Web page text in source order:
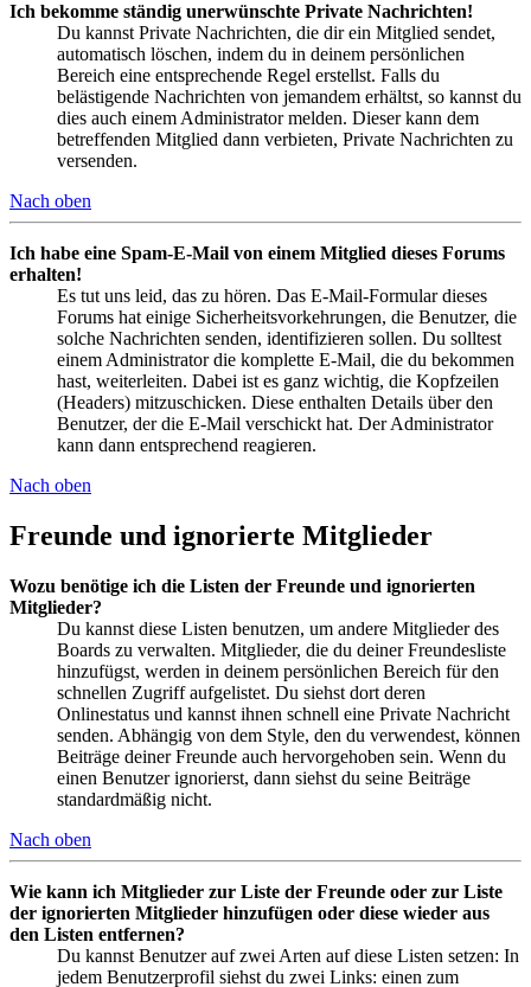
Ich bekomme ständig unerwünschte Private Nachrichten!
Du kannst Private Nachrichten, die dir ein Mitglied sendet,
automatisch löschen, indem du in deinem persönlichen
Bereich eine entsprechende Regel erstellst. Falls du
belästigende Nachrichten von jemandem erhältst, so kannst du
dies auch einem Administrator melden. Dieser kann dem
betreffenden Mitglied dann verbieten, Private Nachrichten zu
versenden.
Nach oben
Ich habe eine Spam-E-Mail von einem Mitglied dieses Forums
erhalten!
Es tut uns leid, das zu hören. Das E-Mail-Formular dieses
Forums hat einige Sicherheitsvorkehrungen, die Benutzer, die
solche Nachrichten senden, identifizieren sollen. Du solltest
einem Administrator die komplette E-Mail, die du bekommen
hast, weiterleiten. Dabei ist es ganz wichtig, die Kopfzeilen
(Headers) mitzuschicken. Diese enthalten Details über den
Benutzer, der die E-Mail verschickt hat. Der Administrator
kann dann entsprechend reagieren.
Nach oben
Freunde und ignorierte Mitglieder
Wozu benötige ich die Listen der Freunde und ignorierten
Mitglieder?
Du kannst diese Listen benutzen, um andere Mitglieder des
Boards zu verwalten. Mitglieder, die du deiner Freundesliste
hinzufügst, werden in deinem persönlichen Bereich für den
schnellen Zugriff aufgelistet. Du siehst dort deren
Onlinestatus und kannst ihnen schnell eine Private Nachricht
senden. Abhängig von dem Style, den du verwendest, können
Beiträge deiner Freunde auch hervorgehoben sein. Wenn du
einen Benutzer ignorierst, dann siehst du seine Beiträge
standardmäßig nicht.
Nach oben
Wie kann ich Mitglieder zur Liste der Freunde oder zur Liste
der ignorierten Mitglieder hinzufügen oder diese wieder aus
den Listen entfernen?
Du kannst Benutzer auf zwei Arten auf diese Listen setzen: In
jedem Benutzerprofil siehst du zwei Links: einen zum